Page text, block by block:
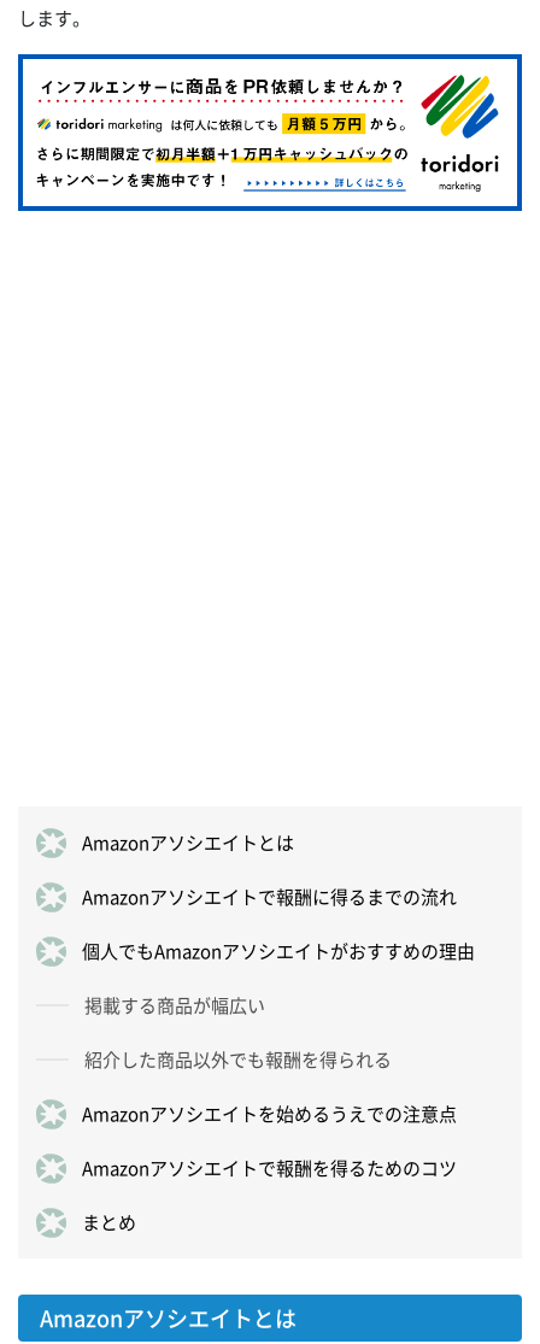
します。
Amazonアソシエイトとは
Amazonアソシエイトで報酬に得るまでの流れ
個人でもAmazonアソシエイトがおすすめの理由
掲載する商品が幅広い
紹介した商品以外でも報酬を得られる
Amazonアソシエイトを始めるうえでの注意点
Amazonアソシエイトで報酬を得るためのコツ
まとめ
Amazonアソシエイトとは